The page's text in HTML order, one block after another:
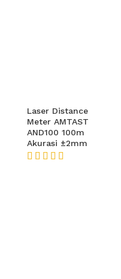
Laser Distance
Meter AMTAST
AND100 100m
Akurasi ±2mm